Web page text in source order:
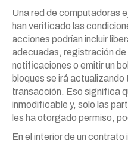
Una red de computadoras
han verificado las
acciones podrían incluir
adecuadas, registración de
notificaciones o emitir un
bloques se irá
transacción. Eso significa
inmodificable y, solo las
les ha otorgado permiso,
En el interior de un